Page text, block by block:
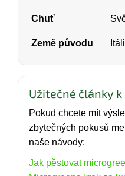
Chuť
Země původu
Užitečné články
Pokud chcete mít
zbytečných pokusů
naše návody:
Jak pěstovat